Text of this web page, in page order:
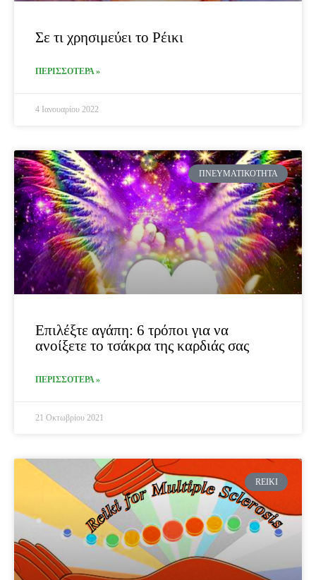
Σε τι χρησιμεύει το Ρέικι
ΠΕΡΙΣΣΟΤΕΡΑ »
4 Ιανουαρίου 2022
ΠΝΕΥΜΑΤΙΚΌΤΗΤΑ
Επιλέξτε αγάπη: 6 τρόποι για να
ανοίξετε το τσάκρα της καρδιάς σας
ΠΕΡΙΣΣΟΤΕΡΑ »
21 Οκτωβρίου 2021
REIKI